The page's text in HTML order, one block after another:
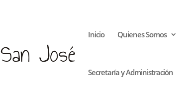
Inicio Quienes Somos
Secretaría y Administración